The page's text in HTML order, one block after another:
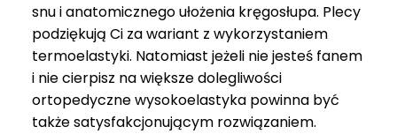
snu i anatomicznego ułożenia kręgosłupa. Plecy
podziękują Ci za wariant z wykorzystaniem
termoelastyki. Natomiast jeżeli nie jesteś fanem
i nie cierpisz na większe dolegliwości
ortopedyczne wysokoelastyka powinna być
także satysfakcjonującym rozwiązaniem.